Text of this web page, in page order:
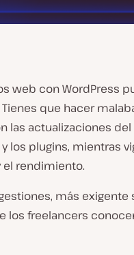
web con WordPress
que hacer
las actualizaciones
los plugins, mientras
el rendimiento.
más exigente
los freelancers